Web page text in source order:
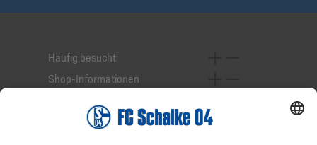
Häufig besucht
Shop-Informationen
Service-Hotline